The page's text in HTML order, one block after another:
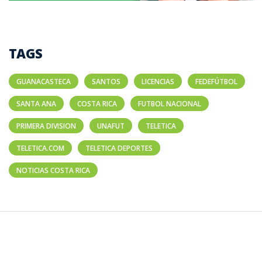
TAGS
GUANACASTECA SANTOS LICENCIAS FEDEFÚTBOL
SANTA ANA COSTA RICA FUTBOL NACIONAL
PRIMERA DIVISION UNAFUT TELETICA
TELETICA.COM TELETICA DEPORTES
NOTICIAS COSTA RICA